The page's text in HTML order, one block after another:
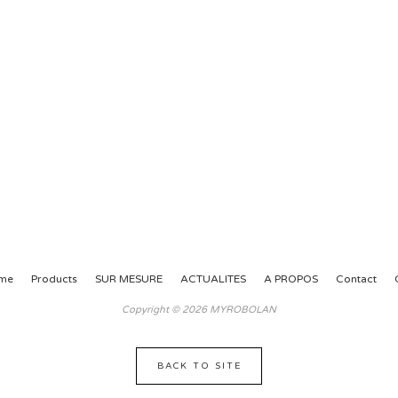
Products SUR MESURE ACTUALITES A PROPOS Contact
Copyright © 2026 MYROBOLAN
BACK TO SITE